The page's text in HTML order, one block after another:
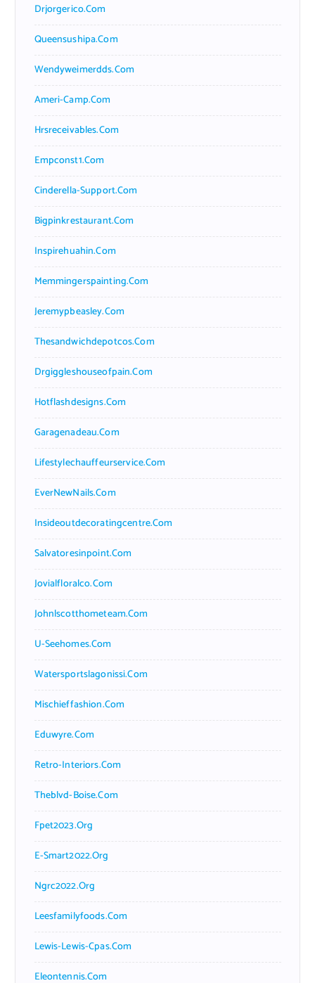
Drjorgerico.com
Queensushipa.com
Wendyweimerdds.com
Ameri-Camp.com
Hrsreceivables.com
Empconst1.com
Cinderella-Support.com
Bigpinkrestaurant.com
Inspirehuahin.com
Memmingerspainting.com
Jeremypbeasley.com
Thesandwichdepotcos.com
Drgiggleshouseofpain.com
Hotflashdesigns.com
Garagenadeau.com
Lifestylechauffeurservice.com
EverNewNails.com
Insideoutdecoratingcentre.com
Salvatoresinpoint.com
Jovialfloralco.com
Johnlscotthometeam.com
U-Seehomes.com
Watersportslagonissi.com
Mischieffashion.com
Eduwyre.com
Retro-Interiors.com
Theblvd-Boise.com
Fpet2023.org
E-Smart2022.org
Ngrc2022.org
Leesfamilyfoods.com
Lewis-Lewis-Cpas.com
Eleontennis.com